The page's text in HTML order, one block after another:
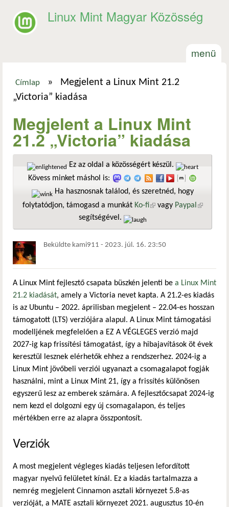
Linux Mint Magyar Közösség
menü
Jelenlegi hely
Címlap »
Megjelent a Linux Mint 21.2
„Victoria” kiadása
Megjelent a Linux Mint
21.2 „Victoria” kiadása
Ez az oldal a közösségért készül.
Kövess minket máshol is:
Ha hasznosnak találod, és szeretnéd, hogy
folytatódjon, támogasd a munkát Ko-fi(külső hivatkozás)
vagy Paypal
segítségével.
Beküldte kami911 - 2023. júl. 16. 23:50
A Linux Mint fejlesztő csapata büszkén jelenti be a Linux Mint
21.2 kiadását, amely a Victoria nevet kapta. A 21.2-es kiadás
is az Ubuntu – 2022. áprilisban megjelent – 22.04-es hosszan
támogatott (LTS) verziójára alapul. A Linux Mint támogatási
modelljének megfelelően a EZ A VÉGLEGES verzió majd
2027-ig kap frissítési támogatást, így a hibajavítások öt évek
keresztül lesznek elérhetők ehhez a rendszerhez. 2024-ig a
Linux Mint jövőbeli verziói ugyanazt a csomagalapot fogják
használni, mint a Linux Mint 21, így a frissítés különösen
egyszerű lesz az emberek számára. A fejlesztőcsapat 2024-ig
nem kezd el dolgozni egy új csomagalapon, és teljes
mértékben erre az alapra összpontosít.
Verziók
A most megjelent végleges kiadás teljesen lefordított
magyar nyelvű felületet kínál. Ez a kiadás tartalmazza a
nemrég megjelent Cinnamon asztali környezet 5.8-as
verzióját, a MATE asztali környezet 2021. augusztus 10-én